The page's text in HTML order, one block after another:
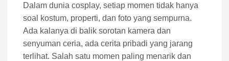
Dalam dunia cosplay, setiap momen tidak hanya
soal kostum, properti, dan foto yang sempurna.
Ada kalanya di balik sorotan kamera dan
senyuman ceria, ada cerita pribadi yang jarang
terlihat. Salah satu momen paling menarik dan